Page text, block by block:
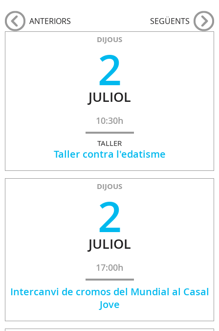
ANTERIORS SEGÜENTS
DIJOUS
2
JULIOL
10:30h
TALLER
Taller contra l'edatisme
DIJOUS
2
JULIOL
17:00h
Intercanvi de cromos del Mundial al Casal
Jove